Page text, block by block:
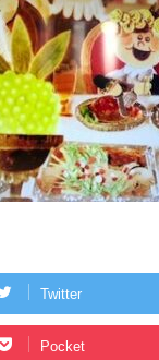
Twitter
Pocket